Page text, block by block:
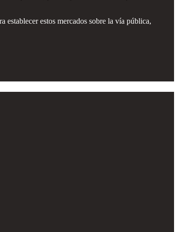
establecer estos mercados sobre la vía pública,